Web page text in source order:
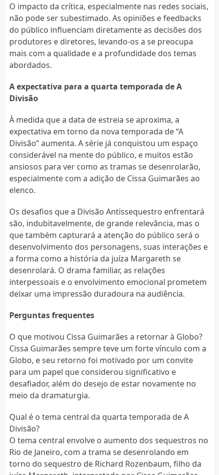
O impacto da crítica, especialmente nas redes sociais,
não pode ser subestimado. As opiniões e feedbacks
do público influenciam diretamente as decisões dos
produtores e diretores, levando-os a se preocupa
mais com a qualidade e a profundidade dos temas
abordados.
A expectativa para a quarta temporada de A
Divisão
À medida que a data de estreia se aproxima, a
expectativa em torno da nova temporada de “A
Divisão” aumenta. A série já conquistou um espaço
considerável na mente do público, e muitos estão
ansiosos para ver como as tramas se desenrolarão,
especialmente com a adição de Cissa Guimarães ao
elenco.
Os desafios que a Divisão Antissequestro enfrentará
são, indubitavelmente, de grande relevância, mas o
que também capturará a atenção do público será o
desenvolvimento dos personagens, suas interações e
a forma como a história da juíza Margareth se
desenrolará. O drama familiar, as relações
interpessoais e o envolvimento emocional prometem
deixar uma impressão duradoura na audiência.
Perguntas frequentes
O que motivou Cissa Guimarães a retornar à Globo?
Cissa Guimarães sempre teve um forte vínculo com a
Globo, e seu retorno foi motivado por um convite
para um papel que considerou significativo e
desafiador, além do desejo de estar novamente no
meio da dramaturgia.
Qual é o tema central da quarta temporada de A
Divisão?
O tema central envolve o aumento dos sequestros no
Rio de Janeiro, com a trama se desenrolando em
torno do sequestro de Richard Rozenbaum, filho da